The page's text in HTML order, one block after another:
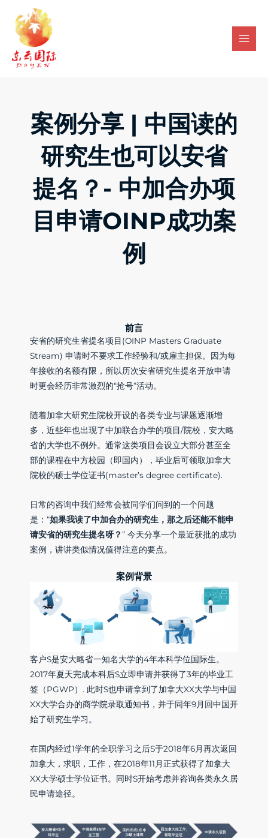
content
案例分享 | 中国读的
研究生也可以安省
提名？- 中加合办项
目申请OINP成功案
例
前言
安省的研究生省提名项目(OINP Masters Graduate
Stream) 申请时不要求工作经验和/或雇主担保。因为每
年接收的名额有限，所以历次安省研究生提名开放申请
时更会经历非常激烈的“抢号”活动。
随着加拿大研究生院校开设的各类专业与课题逐渐增
多，近些年也出现了中加联合办学的项目/院校，安大略
省的大学也不例外。通常这类项目会设立大部分甚至全
部的课程在中方校园（即国内），毕业后可领取加拿大
院校的硕士学位证书(master’s degree certificate).
日常的咨询中我们经常会被同学们问到的一个问题
是：“如果我读了中加合办的研究生，那之后还能不能申
请安省的研究生提名呀？” 今天分享一个最近获批的成功
案例，讲讲类似情况值得注意的要点。
案例背景
客户S是安大略省一知名大学的4年本科学位国际生。
2017年夏天完成本科后S立即申请并获得了3年的毕业工
签（PGWP）. 此时S也申请拿到了加拿大XX大学与中国
XX大学合办的商学院录取通知书，并于同年9月回中国开
始了研究生学习。
在国内经过1学年的全职学习之后S于2018年6月再次返回
加拿大，求职，工作，在2018年11月正式获得了加拿大
XX大学硕士学位证书。同时S开始考虑并咨询各类永久居
民申请途径。